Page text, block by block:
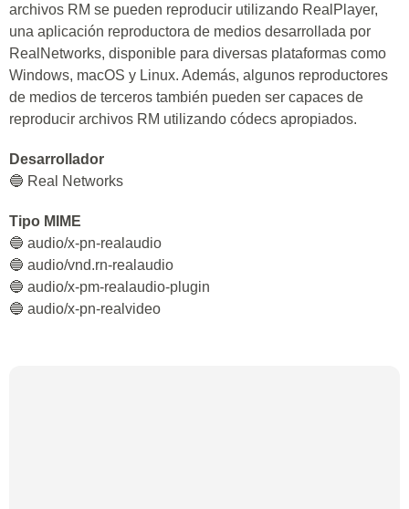
archivos RM se pueden reproducir utilizando RealPlayer,
una aplicación reproductora de medios desarrollada por
RealNetworks, disponible para diversas plataformas como
Windows, macOS y Linux. Además, algunos reproductores
de medios de terceros también pueden ser capaces de
reproducir archivos RM utilizando códecs apropiados.
Desarrollador
🔵 Real Networks
Tipo MIME
🔵 audio/x-pn-realaudio
🔵 audio/vnd.rn-realaudio
🔵 audio/x-pm-realaudio-plugin
🔵 audio/x-pn-realvideo